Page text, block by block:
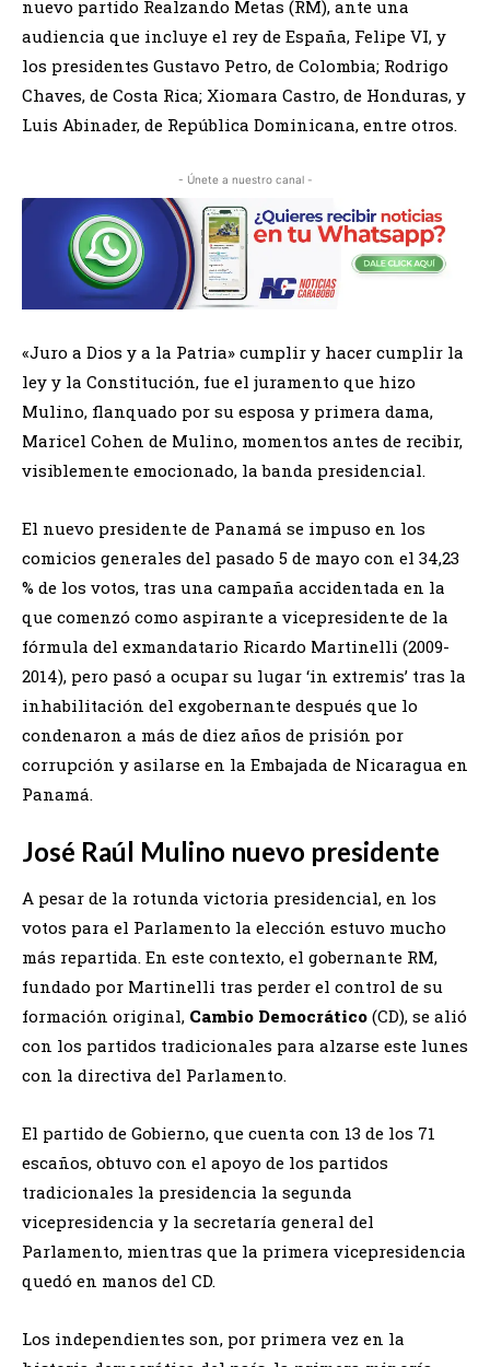
nuevo partido Realzando Metas (RM), ante una
audiencia que incluye el rey de España, Felipe VI, y
los presidentes Gustavo Petro, de Colombia; Rodrigo
Chaves, de Costa Rica; Xiomara Castro, de Honduras, y
Luis Abinader, de República Dominicana, entre otros.
- Únete a nuestro canal -
«Juro a Dios y a la Patria» cumplir y hacer cumplir la
ley y la Constitución, fue el juramento que hizo
Mulino, flanquado por su esposa y primera dama,
Maricel Cohen de Mulino, momentos antes de recibir,
visiblemente emocionado, la banda presidencial.
El nuevo presidente de Panamá se impuso en los
comicios generales del pasado 5 de mayo con el 34,23
% de los votos, tras una campaña accidentada en la
que comenzó como aspirante a vicepresidente de la
fórmula del exmandatario Ricardo Martinelli (2009-
2014), pero pasó a ocupar su lugar ‘in extremis’ tras la
inhabilitación del exgobernante después que lo
condenaron a más de diez años de prisión por
corrupción y asilarse en la Embajada de Nicaragua en
Panamá.
José Raúl Mulino nuevo presidente
A pesar de la rotunda victoria presidencial, en los
votos para el Parlamento la elección estuvo mucho
más repartida. En este contexto, el gobernante RM,
fundado por Martinelli tras perder el control de su
formación original, Cambio Democrático (CD), se alió
con los partidos tradicionales para alzarse este lunes
con la directiva del Parlamento.
El partido de Gobierno, que cuenta con 13 de los 71
escaños, obtuvo con el apoyo de los partidos
tradicionales la presidencia la segunda
vicepresidencia y la secretaría general del
Parlamento, mientras que la primera vicepresidencia
quedó en manos del CD.
Los independientes son, por primera vez en la